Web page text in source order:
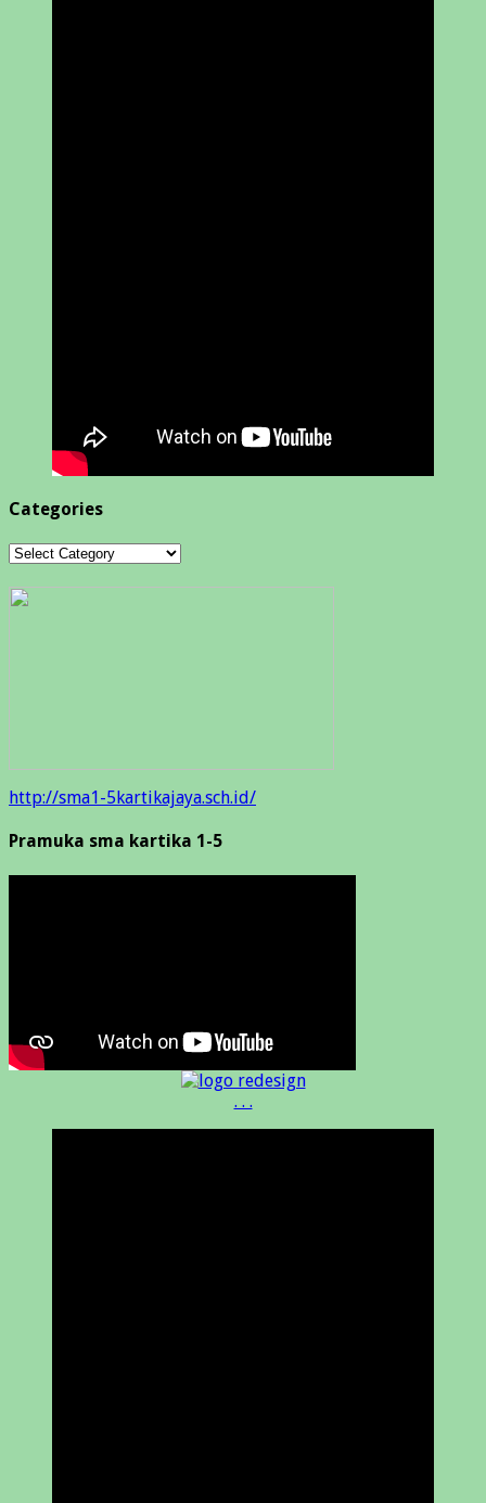
Categories
Categories
http://sma1-5kartikajaya.sch.id/
Pramuka sma kartika 1-5
. . .